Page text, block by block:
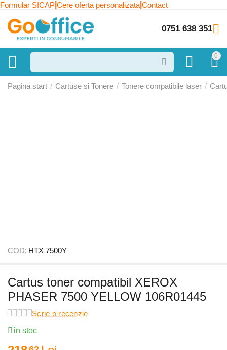
Formular SICAP Cere oferta personalizata Contact
0751 638 351
0
Pagina start / Cartuse si Tonere / Tonere compatibile laser /
COD: HTX 7500Y
Cartus toner compatibil XEROX
PHASER 7500 YELLOW 106R01445
Scrie o recenzie
in stoc